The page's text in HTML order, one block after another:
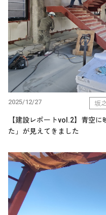
2025/12/27 坂
【建設レポートvol.2】青空
た」が見えてきました